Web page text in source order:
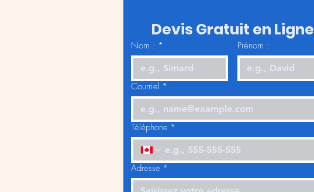
Devis Gratuit en Ligne
Nom : * Prénom :
Courriel *
Téléphone *
Adresse *